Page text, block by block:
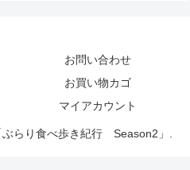
お問い合わせ
お買い物カゴ
マイアカウント
らり食べ歩き紀行 Season2」.